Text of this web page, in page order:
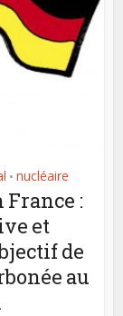
• nucléaire
France :
et
de
au